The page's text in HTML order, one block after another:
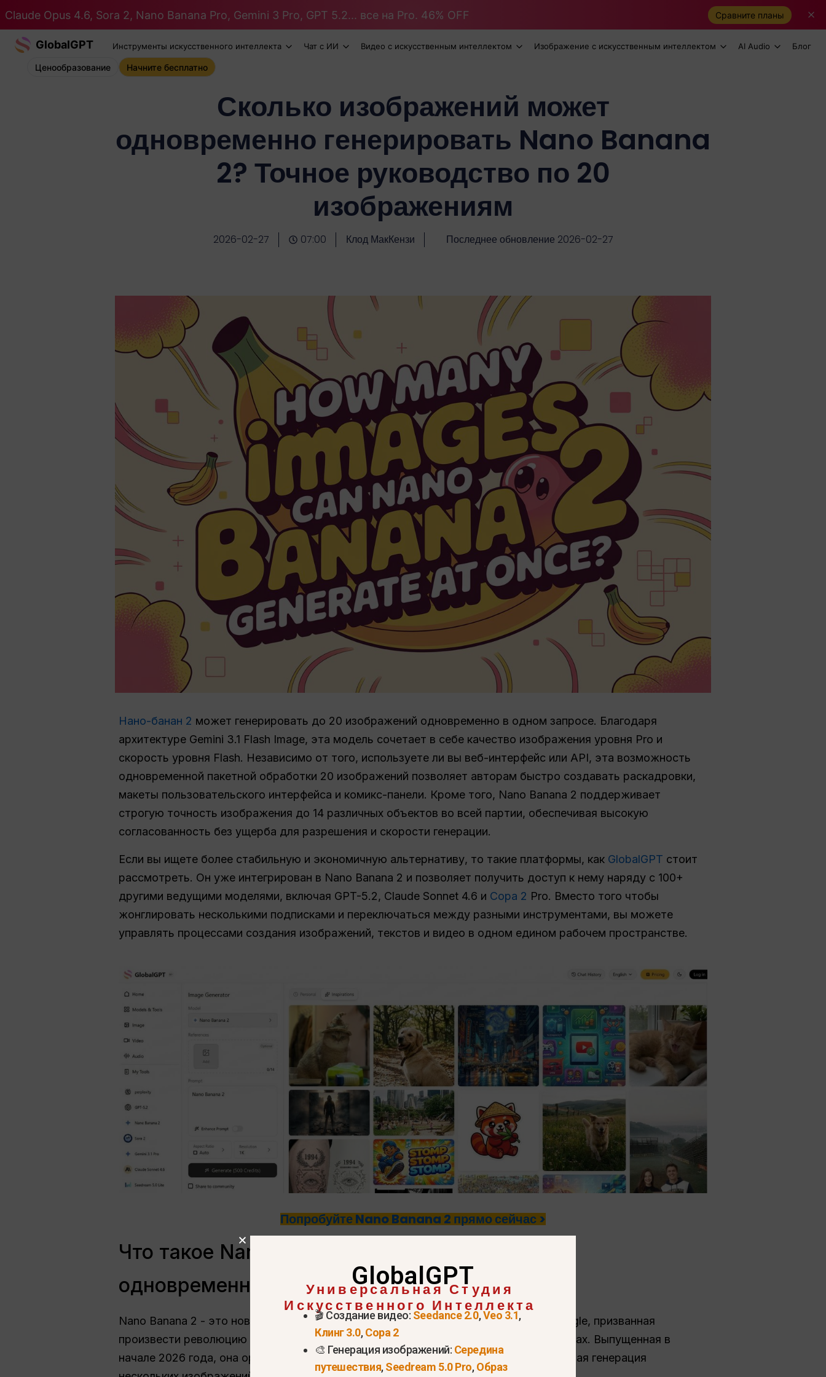
Claude Opus 4.6, Sora 2, Nano Banana Pro, Gemini 3 Pro, GPT 5.2... все на Pro. 46% OFF Сравните планы
GlobalGPT Инструменты искусственного интеллекта Чат с ИИ Видео с искусственным интеллектом Изображение с искусственным интеллектом AI Audio Блог
Ценообразование Начните бесплатно
Сколько изображений может
одновременно генерировать Nano Banana
2? Точное руководство по 20
изображениям
2026-02-27 07:00 Клод МакКензи Последнее обновление 2026-02-27
Нано-банан 2 может генерировать до 20 изображений одновременно в одном запросе. Благодаря
архитектуре Gemini 3.1 Flash Image, эта модель сочетает в себе качество изображения уровня Pro и
скорость уровня Flash. Независимо от того, используете ли вы веб-интерфейс или API, эта возможность
одновременной пакетной обработки 20 изображений позволяет авторам быстро создавать раскадровки,
макеты пользовательского интерфейса и комикс-панели. Кроме того, Nano Banana 2 поддерживает
строгую точность изображения до 14 различных объектов во всей партии, обеспечивая высокую
согласованность без ущерба для разрешения и скорости генерации.
Если вы ищете более стабильную и экономичную альтернативу, то такие платформы, как GlobalGPT стоит
рассмотреть. Он уже интегрирован в Nano Banana 2 и позволяет получить доступ к нему наряду с 100+
другими ведущими моделями, включая GPT-5.2, Claude Sonnet 4.6 и Сора 2 Pro. Вместо того чтобы
жонглировать несколькими подписками и переключаться между разными инструментами, вы можете
управлять процессами создания изображений, текстов и видео в одном едином рабочем пространстве.
Попробуйте Nano Banana 2 прямо сейчас >
Что такое Nano Banana 2 и его возможности
одновременной генерации изображений?
Nano Banana 2 - это новейшая флагманская модель генерации изображений от Google, призванная
произвести революцию в области создания визуального контента в больших объемах. Выпущенная в
начале 2026 года, она ориентирована на авторов, которым требуется одновременная генерация
GlobalGPT
Универсальная Студия
Искусственного Интеллекта
🎬 Создание видео: Seedance 2.0,Veo 3.1,
Клинг 3.0,Сора 2
🎨 Генерация изображений: Середина
путешествия,Seedream 5.0 Pro,Образ